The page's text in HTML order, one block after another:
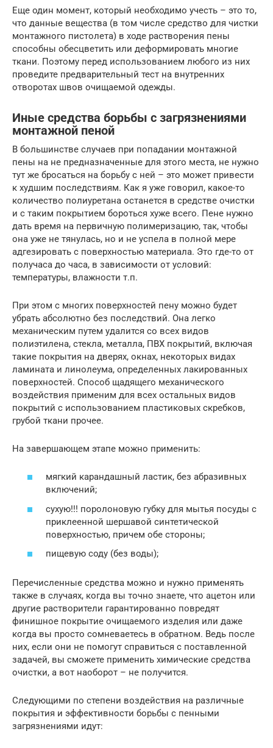
Еще один момент, который необходимо учесть – это то,
что данные вещества (в том числе средство для чистки
монтажного пистолета) в ходе растворения пены
способны обесцветить или деформировать многие
ткани. Поэтому перед использованием любого из них
проведите предварительный тест на внутренних
отворотах швов очищаемой одежды.
Иные средства борьбы с загрязнениями
монтажной пеной
В большинстве случаев при попадании монтажной
пены на не предназначенные для этого места, не нужно
тут же бросаться на борьбу с ней – это может привести
к худшим последствиям. Как я уже говорил, какое-то
количество полиуретана останется в средстве очистки
и с таким покрытием бороться хуже всего. Пене нужно
дать время на первичную полимеризацию, так, чтобы
она уже не тянулась, но и не успела в полной мере
адгезировать с поверхностью материала. Это где-то от
получаса до часа, в зависимости от условий:
температуры, влажности т.п.
При этом с многих поверхностей пену можно будет
убрать абсолютно без последствий. Она легко
механическим путем удалится со всех видов
полиэтилена, стекла, металла, ПВХ покрытий, включая
такие покрытия на дверях, окнах, некоторых видах
ламината и линолеума, определенных лакированных
поверхностей. Способ щадящего механического
воздействия применим для всех остальных видов
покрытий с использованием пластиковых скребков,
грубой ткани прочее.
На завершающем этапе можно применить:
мягкий карандашный ластик, без абразивных
включений;
сухую!!! поролоновую губку для мытья посуды с
приклеенной шершавой синтетической
поверхностью, причем обе стороны;
пищевую соду (без воды);
Перечисленные средства можно и нужно применять
также в случаях, когда вы точно знаете, что ацетон или
другие растворители гарантированно повредят
финишное покрытие очищаемого изделия или даже
когда вы просто сомневаетесь в обратном. Ведь после
них, если они не помогут справиться с поставленной
задачей, вы сможете применить химические средства
очистки, а вот наоборот – не получится.
Следующими по степени воздействия на различные
покрытия и эффективности борьбы с пенными
загрязнениями идут: